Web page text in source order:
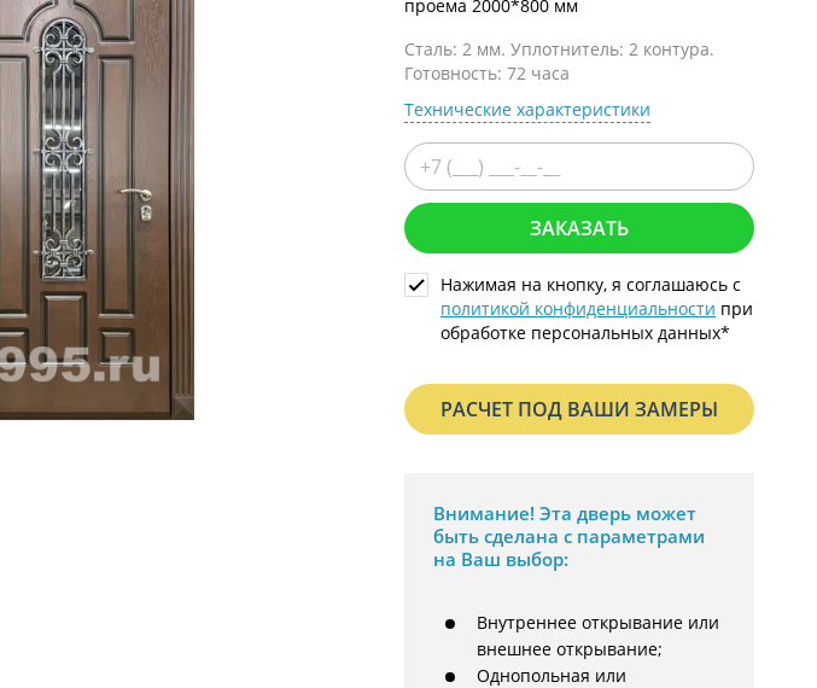
Коричневые двери
С металлофиленкой
проема 2000*800 мм
Сталь: 2 мм. Уплотнитель: 2 контура.
Готовность: 72 часа
Технические характеристики
ЗАКАЗАТЬ
Нажимая на кнопку, я соглашаюсь с
политикой конфиденциальности при
обработке персональных данных*
РАСЧЕТ ПОД ВАШИ ЗАМЕРЫ
Внимание! Эта дверь может
быть сделана с параметрами
на Ваш выбор:
Внутреннее открывание или
внешнее открывание;
Однопольная или